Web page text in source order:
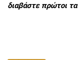
διαβάστε πρώτοι